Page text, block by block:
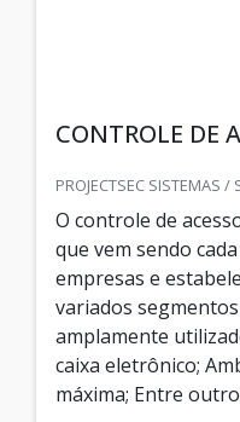
CONTROLE DE
PROJECTSEC SISTEMAS
O controle de
que vem sendo
empresas e
variados
amplamente
caixa eletrônico;
máxima; Entre